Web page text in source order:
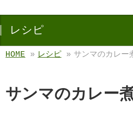
レシピ
HOME » レシピ » サンマのカレー
サンマのカレー